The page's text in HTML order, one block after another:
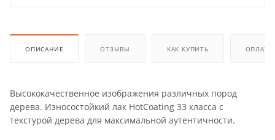
ОПИСАНИЕ ОТЗЫВЫ КАК КУПИТЬ ОПЛАТА
Высококачественное изображения различных пород
дерева. Износостойкий лак HotCoating 33 класса с
текстурой дерева для максимальной аутентичности.